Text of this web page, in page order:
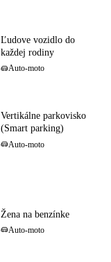
Ľudove vozidlo do
každej rodiny
Auto-moto
Vertikálne parkovisko
(Smart parking)
Auto-moto
Žena na benzínke
Auto-moto